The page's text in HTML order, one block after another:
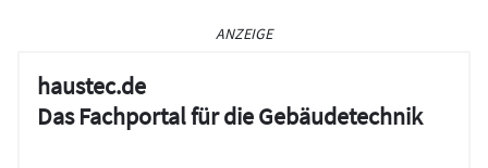
ANZEIGE
haustec.de
Das Fachportal für die Gebäudetechnik